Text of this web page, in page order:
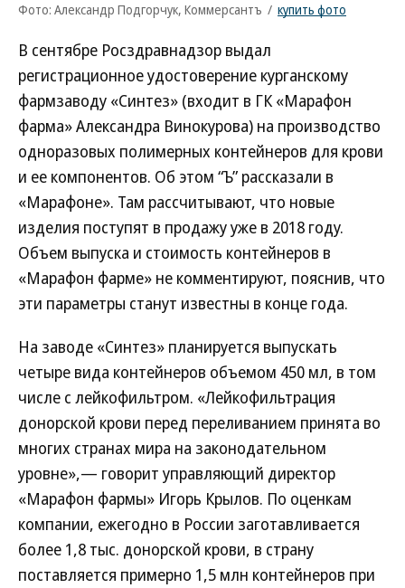
Фото: Александр Подгорчук, Коммерсантъ / купить фото
В сентябре Росздравнадзор выдал
регистрационное удостоверение курганскому
фармзаводу «Синтез» (входит в ГК «Марафон
фарма» Александра Винокурова) на производство
одноразовых полимерных контейнеров для крови
и ее компонентов. Об этом “Ъ” рассказали в
«Марафоне». Там рассчитывают, что новые
изделия поступят в продажу уже в 2018 году.
Объем выпуска и стоимость контейнеров в
«Марафон фарме» не комментируют, пояснив, что
эти параметры станут известны в конце года.
На заводе «Синтез» планируется выпускать
четыре вида контейнеров объемом 450 мл, в том
числе с лейкофильтром. «Лейкофильтрация
донорской крови перед переливанием принята во
многих странах мира на законодательном
уровне»,— говорит управляющий директор
«Марафон фармы» Игорь Крылов. По оценкам
компании, ежегодно в России заготавливается
более 1,8 тыс. донорской крови, в страну
поставляется примерно 1,5 млн контейнеров при